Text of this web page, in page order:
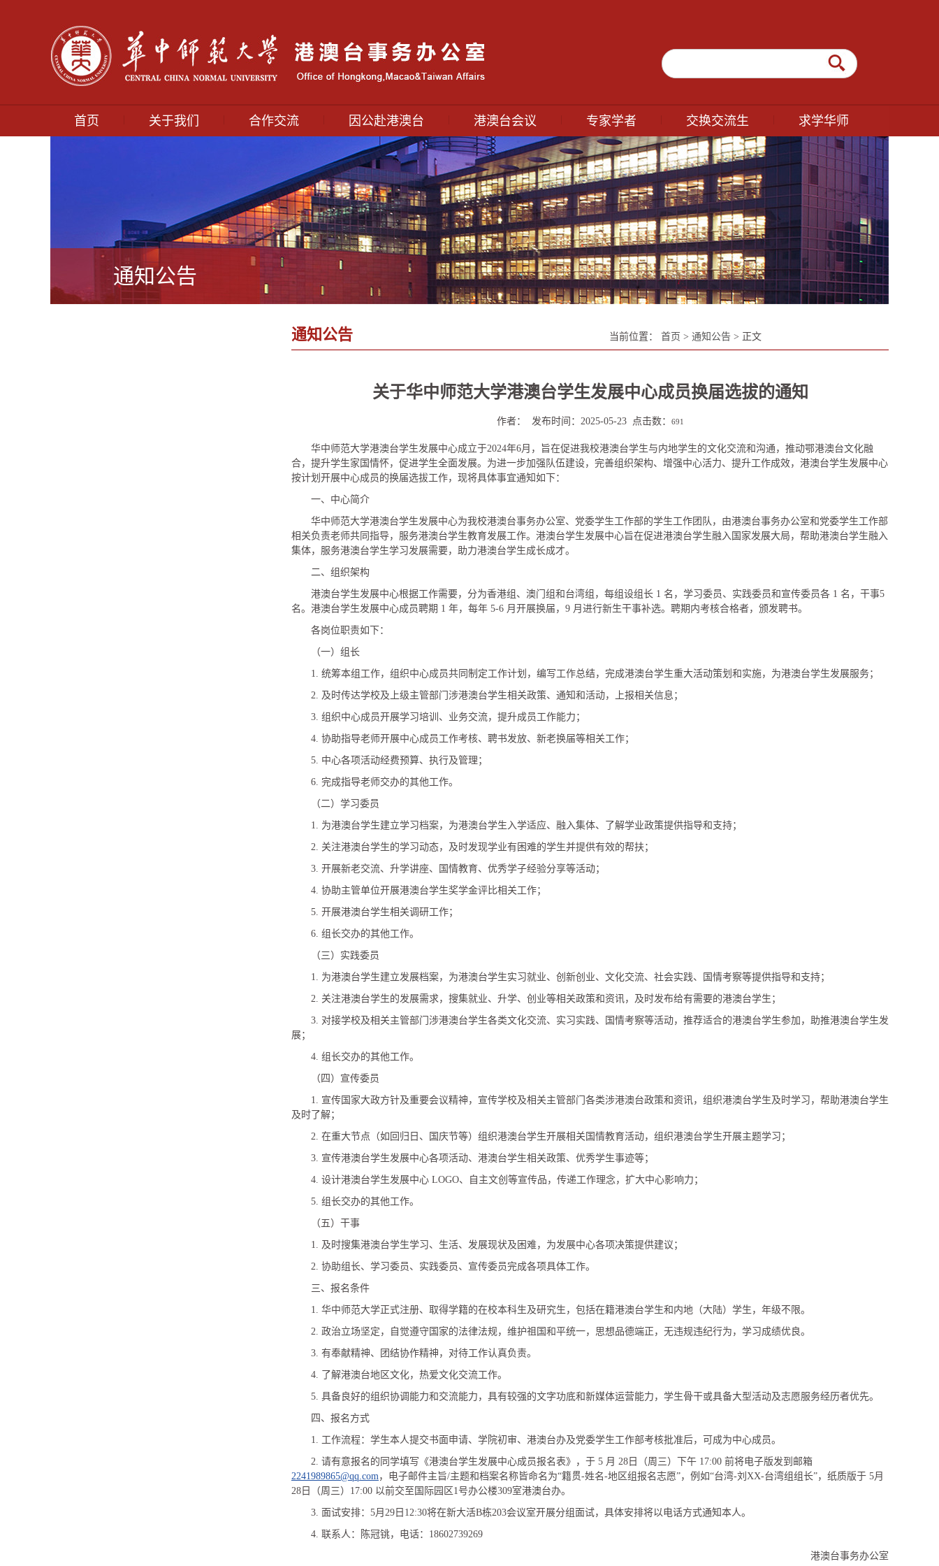
首页 关于我们 合作交流 因公赴港澳台 港澳台会议 专家学者 交换交流生 求学华师
通知公告
通知公告 当前位置： 首页 > 通知公告 > 正文
关于华中师范大学港澳台学生发展中心成员换届选拔的通知
作者： 发布时间：2025-05-23 点击数： 691
华中师范大学港澳台学生发展中心成立于2024年6月，旨在促进我校港澳台学生与内地学生的文化交流和沟通，推动鄂港澳台文化融
合，提升学生家国情怀，促进学生全面发展。为进一步加强队伍建设，完善组织架构、增强中心活力、提升工作成效，港澳台学生发展中心
按计划开展中心成员的换届选拔工作，现将具体事宜通知如下：
一、中心简介
华中师范大学港澳台学生发展中心为我校港澳台事务办公室、党委学生工作部的学生工作团队，由港澳台事务办公室和党委学生工作部
相关负责老师共同指导，服务港澳台学生教育发展工作。港澳台学生发展中心旨在促进港澳台学生融入国家发展大局，帮助港澳台学生融入
集体，服务港澳台学生学习发展需要，助力港澳台学生成长成才。
二、组织架构
港澳台学生发展中心根据工作需要，分为香港组、澳门组和台湾组，每组设组长 1 名，学习委员、实践委员和宣传委员各 1 名，干事5
名。港澳台学生发展中心成员聘期 1 年，每年 5-6 月开展换届，9 月进行新生干事补选。聘期内考核合格者，颁发聘书。
各岗位职责如下：
（一）组长
1. 统筹本组工作，组织中心成员共同制定工作计划，编写工作总结，完成港澳台学生重大活动策划和实施，为港澳台学生发展服务；
2. 及时传达学校及上级主管部门涉港澳台学生相关政策、通知和活动，上报相关信息；
3. 组织中心成员开展学习培训、业务交流，提升成员工作能力；
4. 协助指导老师开展中心成员工作考核、聘书发放、新老换届等相关工作；
5. 中心各项活动经费预算、执行及管理；
6. 完成指导老师交办的其他工作。
（二）学习委员
1. 为港澳台学生建立学习档案，为港澳台学生入学适应、融入集体、了解学业政策提供指导和支持；
2. 关注港澳台学生的学习动态，及时发现学业有困难的学生并提供有效的帮扶；
3. 开展新老交流、升学讲座、国情教育、优秀学子经验分享等活动；
4. 协助主管单位开展港澳台学生奖学金评比相关工作；
5. 开展港澳台学生相关调研工作；
6. 组长交办的其他工作。
（三）实践委员
1. 为港澳台学生建立发展档案，为港澳台学生实习就业、创新创业、文化交流、社会实践、国情考察等提供指导和支持；
2. 关注港澳台学生的发展需求，搜集就业、升学、创业等相关政策和资讯，及时发布给有需要的港澳台学生；
3. 对接学校及相关主管部门涉港澳台学生各类文化交流、实习实践、国情考察等活动，推荐适合的港澳台学生参加，助推港澳台学生发
展；
4. 组长交办的其他工作。
（四）宣传委员
1. 宣传国家大政方针及重要会议精神，宣传学校及相关主管部门各类涉港澳台政策和资讯，组织港澳台学生及时学习，帮助港澳台学生
及时了解；
2. 在重大节点（如回归日、国庆节等）组织港澳台学生开展相关国情教育活动，组织港澳台学生开展主题学习；
3. 宣传港澳台学生发展中心各项活动、港澳台学生相关政策、优秀学生事迹等；
4. 设计港澳台学生发展中心 LOGO、自主文创等宣传品，传递工作理念，扩大中心影响力；
5. 组长交办的其他工作。
（五）干事
1. 及时搜集港澳台学生学习、生活、发展现状及困难，为发展中心各项决策提供建议；
2. 协助组长、学习委员、实践委员、宣传委员完成各项具体工作。
三、报名条件
1. 华中师范大学正式注册、取得学籍的在校本科生及研究生，包括在籍港澳台学生和内地（大陆）学生，年级不限。
2. 政治立场坚定，自觉遵守国家的法律法规，维护祖国和平统一，思想品德端正，无违规违纪行为，学习成绩优良。
3. 有奉献精神、团结协作精神，对待工作认真负责。
4. 了解港澳台地区文化，热爱文化交流工作。
5. 具备良好的组织协调能力和交流能力，具有较强的文字功底和新媒体运营能力，学生骨干或具备大型活动及志愿服务经历者优先。
四、报名方式
1. 工作流程：学生本人提交书面申请、学院初审、港澳台办及党委学生工作部考核批准后，可成为中心成员。
2. 请有意报名的同学填写《港澳台学生发展中心成员报名表》，于 5 月 28日（周三）下午 17:00 前将电子版发到邮箱
2241989865@qq.com，电子邮件主旨/主题和档案名称皆命名为“籍贯-姓名-地区组报名志愿”，例如“台湾-刘XX-台湾组组长”，纸质版于 5月
28日（周三）17:00 以前交至国际园区1号办公楼309室港澳台办。
3. 面试安排：5月29日12:30将在新大活B栋203会议室开展分组面试，具体安排将以电话方式通知本人。
4. 联系人：陈冠铫，电话：18602739269
港澳台事务办公室